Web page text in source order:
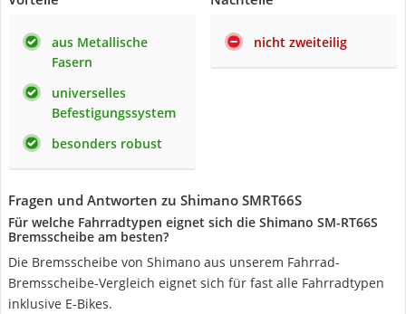
aus Metallische
Fasern
universelles
Befestigungssystem
besonders robust
nicht zweiteilig
Fragen und Antworten zu Shimano SMRT66S
Für welche Fahrradtypen eignet sich die Shimano SM-RT66S
Bremsscheibe am besten?
Die Bremsscheibe von Shimano aus unserem Fahrrad-
Bremsscheibe-Vergleich eignet sich für fast alle Fahrradtypen
inklusive E-Bikes.